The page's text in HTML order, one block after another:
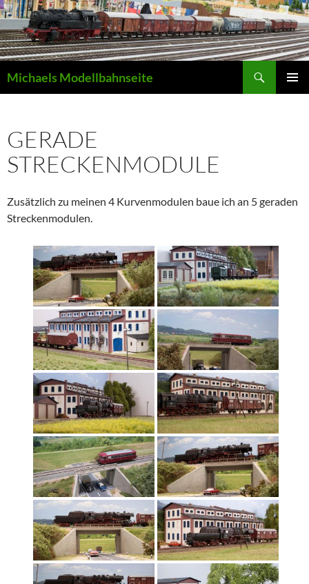
Zum
Inhalt
springen
Michaels Modellbahnseite
GERADE
STRECKENMODULE
Zusätzlich zu meinen 4 Kurvenmodulen baue ich an 5 geraden
Streckenmodulen.